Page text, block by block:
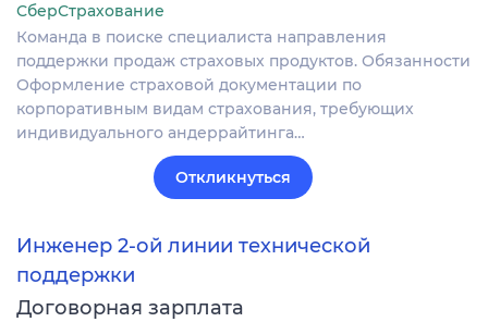
СберСтрахование
Команда в поиске специалиста направления
поддержки продаж страховых продуктов. Обязанности
Оформление страховой документации по
корпоративным видам страхования, требующих
индивидуального андеррайтинга…
Откликнуться
Инженер 2-ой линии технической
поддержки
Договорная зарплата